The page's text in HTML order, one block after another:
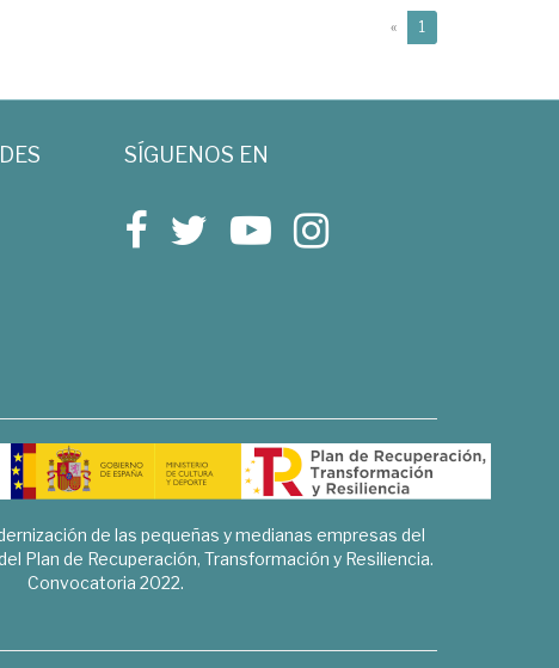
« 1
SÍGUENOS EN
de las pequeñas y medianas empresas del
Plan de Recuperación, Transformación y Resiliencia.
Convocatoria 2022.